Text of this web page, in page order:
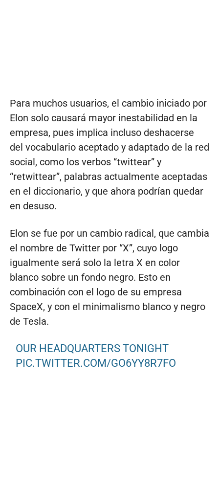
Para muchos usuarios, el cambio iniciado por
Elon solo causará mayor inestabilidad en la
empresa, pues implica incluso deshacerse
del vocabulario aceptado y adaptado de la red
social, como los verbos “twittear” y
“retwittear”, palabras actualmente aceptadas
en el diccionario, y que ahora podrían quedar
en desuso.
Elon se fue por un cambio radical, que cambia
el nombre de Twitter por “X”, cuyo logo
igualmente será solo la letra X en color
blanco sobre un fondo negro. Esto en
combinación con el logo de su empresa
SpaceX, y con el minimalismo blanco y negro
de Tesla.
OUR HEADQUARTERS TONIGHT
PIC.TWITTER.COM/GO6YY8R7FO